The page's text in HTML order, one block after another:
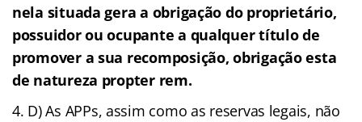
nela situada gera a obrigação do proprietário,
possuidor ou ocupante a qualquer título de
promover a sua recomposição, obrigação esta
de natureza propter rem.
D) As APPs, assim como as reservas legais, não